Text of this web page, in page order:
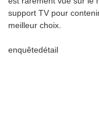
support TV pour
meilleur choix.
enquêtedétail